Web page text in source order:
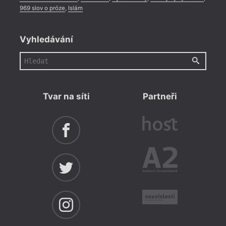
969 slov o próze Islám
Vyhledávání
Tvar na síti Partneři